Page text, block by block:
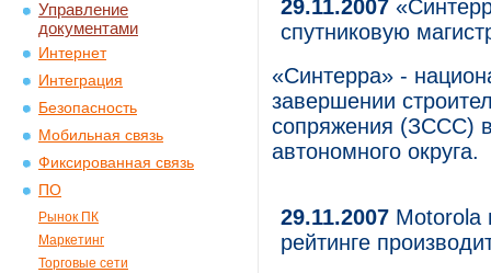
Управление
документами
Интернет
Интеграция
Безопасность
Мобильная связь
Фиксированная связь
ПО
Рынок ПК
Маркетинг
Торговые сети
29.11.2007
спутниковую
«Синтерра» -
завершении
сопряжения (ЗССС)
автономного округа.
29.11.2007 Motorola
рейтинге